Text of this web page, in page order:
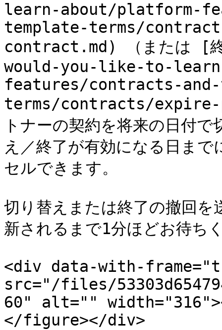
learn-about/platform-
template-terms/
contract.md) （または [
would-you-like-to-
features/contracts-
terms/contracts/expire-
トナーの契約を将来の日付
え／終了が有効になる日ま
セルできます。
切り替えまたは終了の撤回
新されるまで1分ほどお待ち
<div data-with-
src="/files/
60" alt=""
</figure></div>